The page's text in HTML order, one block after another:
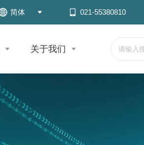
简体 021-55380810
关于我们